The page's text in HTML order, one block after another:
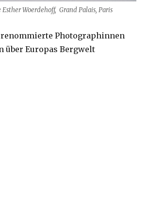
Woerdehoff, Grand Palais, Paris
Photographinnen
über Europas Bergwelt